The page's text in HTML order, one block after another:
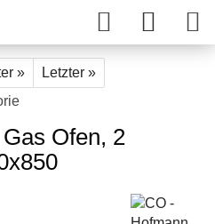
»
Letzter »
Ofen, 2